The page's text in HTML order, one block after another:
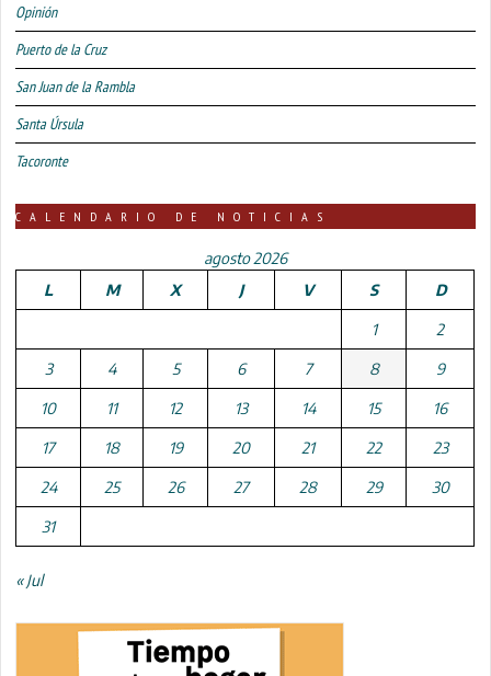
Opinión
Puerto de la Cruz
San Juan de la Rambla
Santa Úrsula
Tacoronte
CALENDARIO DE NOTICIAS
agosto 2026
L
M X J V S D
1 2
3 4 5 6 7 8 9
10 11 12 13 14 15 16
17 18 19 20 21 22 23
24 25 26 27 28 29 30
31
« Jul